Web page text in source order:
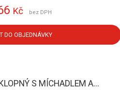
Kč bez DPH
DO OBJEDNÁVKY
S MÍCHADLEM A...